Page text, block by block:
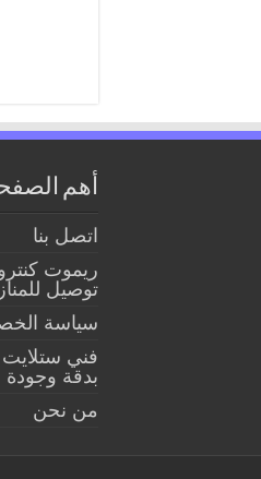
أهم
اتصل بنا
ريموت
توصيل
سياسة
فني
بدقة وجودة
من نحن